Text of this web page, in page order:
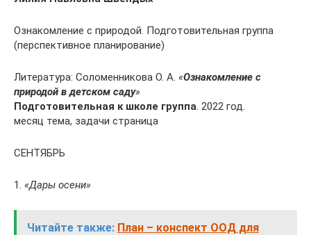
Ознакомление с природой. Подготовительная группа
(перспективное планирование)
Литература: Соломенникова О. А. «Ознакомление с
природой в детском саду»
Подготовительная к школе группа. 2022 год.
месяц тема, задачи страница
СЕНТЯБРЬ
1. «Дары осени»
Читайте также: План – конспект ООД для